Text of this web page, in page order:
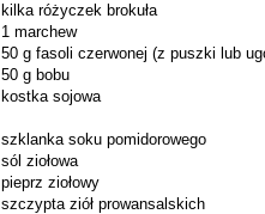
kilka różyczek brokuła
1 marchew
50 g fasoli czerwonej (z puszki lub
50 g bobu
kostka sojowa
szklanka soku pomidorowego
sól ziołowa
pieprz ziołowy
szczypta ziół prowansalskich